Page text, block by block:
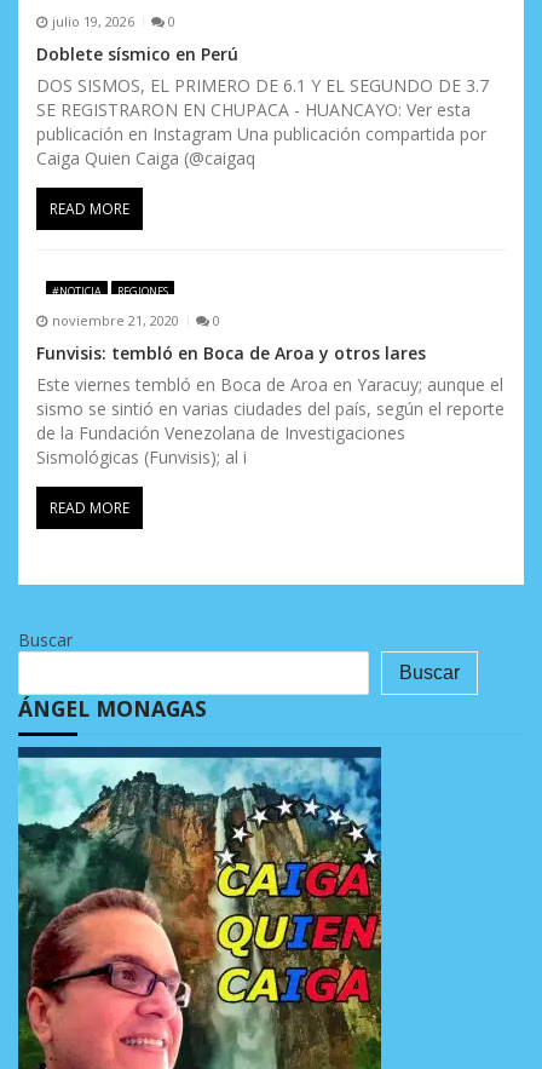
julio 19, 2026 0
Doblete sísmico en Perú
DOS SISMOS, EL PRIMERO DE 6.1 Y EL SEGUNDO DE 3.7
SE REGISTRARON EN CHUPACA - HUANCAYO: Ver esta
publicación en Instagram Una publicación compartida por
Caiga Quien Caiga (@caigaq
READ MORE
#NOTICIA REGIONES
noviembre 21, 2020 0
Funvisis: tembló en Boca de Aroa y otros lares
Este viernes tembló en Boca de Aroa en Yaracuy; aunque el
sismo se sintió en varias ciudades del país, según el reporte
de la Fundación Venezolana de Investigaciones
Sismológicas (Funvisis); al i
READ MORE
Buscar
Buscar
ÁNGEL MONAGAS